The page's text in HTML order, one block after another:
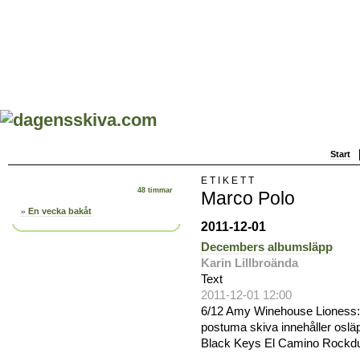
Start
48 timmar
En vecka bakåt
ETIKETT
Marco Polo
2011-12-01
Decembers albumsläpp
Karin Lillbroända
Text
2011-12-01 12:00
6/12 Amy Winehouse
postuma skiva innehåller
Black Keys El Camino